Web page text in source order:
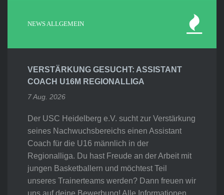
NEWS ALLGEMEIN
VERSTÄRKUNG GESUCHT: ASSISTANT
COACH U16M REGIONALLIGA
7 Aug. 2026
Der USC Heidelberg e.V. sucht zur Verstärkung
seines Nachwuchsbereichs einen Assistant
Coach für die U16 männlich in der
Regionalliga. Du hast Freude an der Arbeit mit
jungen Basketballern und möchtest Teil
unseres Trainerteams werden? Dann freuen wir